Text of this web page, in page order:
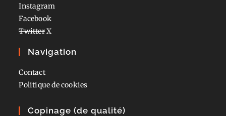
Instagram
Facebook
TwitterX
Navigation
Contact
Politique de cookies
Copinage (de qualité)